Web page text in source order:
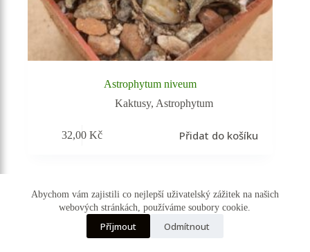
Abychom vám zajistili co nejlepší uživatelský zážitek na našich
webových stránkách, používáme soubory cookie.
Příjmout Odmítnout
Astrophytum niveum
Kaktusy, Astrophytum
32,00Kč Přidat do košíku
Vyprodáno